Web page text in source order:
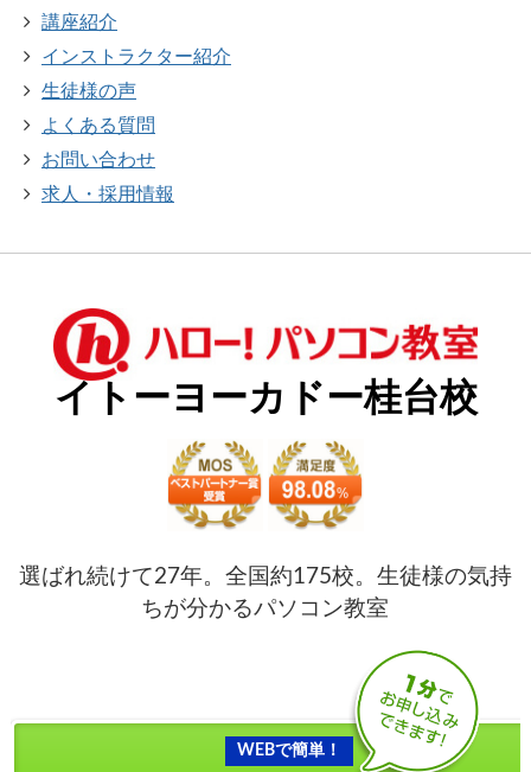
講座紹介
インストラクター紹介
生徒様の声
よくある質問
お問い合わせ
求人・採用情報
イトーヨーカドー桂台校
選ばれ続けて27年。全国約175校。生徒様の気持
ちが分かるパソコン教室
WEBで簡単！